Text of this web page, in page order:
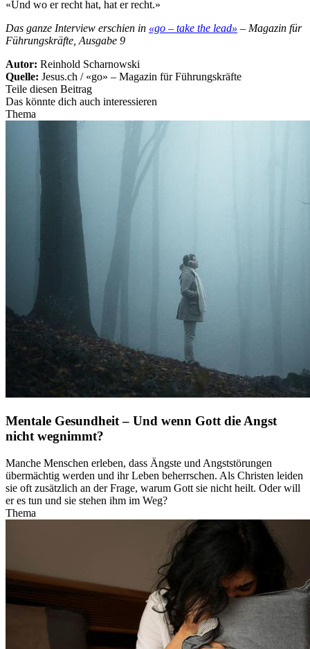
«Und wo er recht hat, hat er recht.»
Das ganze Interview erschien in «go – take the lead» – Magazin für
Führungskräfte, Ausgabe 9
Autor: Reinhold Scharnowski
Quelle: Jesus.ch / «go» – Magazin für Führungskräfte
Teile diesen Beitrag
Das könnte dich auch interessieren
Thema
Mentale Gesundheit – Und wenn Gott die Angst
nicht wegnimmt?
Manche Menschen erleben, dass Ängste und Angststörungen
übermächtig werden und ihr Leben beherrschen. Als Christen leiden
sie oft zusätzlich an der Frage, warum Gott sie nicht heilt. Oder will
er es tun und sie stehen ihm im Weg?
Thema